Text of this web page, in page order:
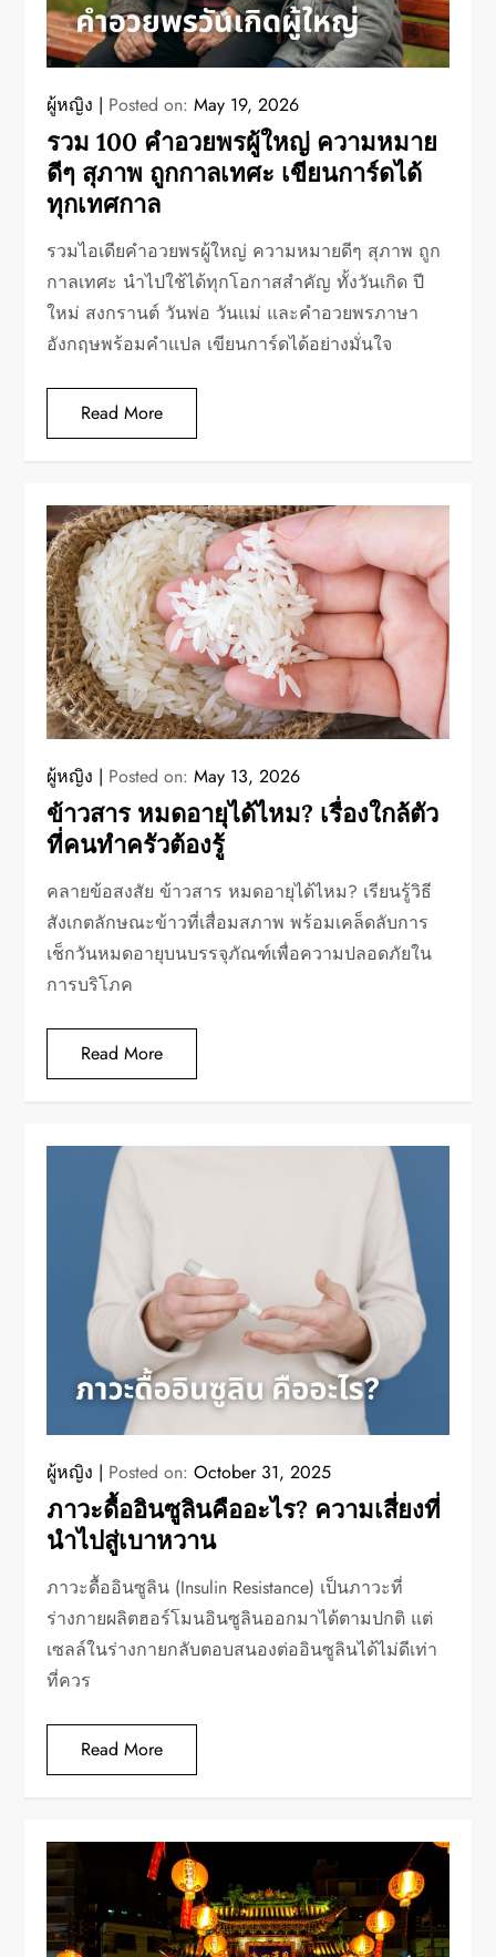
ผู้หญิง Posted on:May 19, 2026
รวม 100 คำอวยพรผู้ใหญ่ ความหมาย
ดีๆ สุภาพ ถูกกาลเทศะ เขียนการ์ดได้
ทุกเทศกาล
รวมไอเดียคำอวยพรผู้ใหญ่ ความหมายดีๆ สุภาพ ถูก
กาลเทศะ นำไปใช้ได้ทุกโอกาสสำคัญ ทั้งวันเกิด ปี
ใหม่ สงกรานต์ วันพ่อ วันแม่ และคำอวยพรภาษา
อังกฤษพร้อมคำแปล เขียนการ์ดได้อย่างมั่นใจ
Read More
ผู้หญิง Posted on:May 13, 2026
ข้าวสาร หมดอายุได้ไหม? เรื่องใกล้ตัว
ที่คนทำครัวต้องรู้
คลายข้อสงสัย ข้าวสาร หมดอายุได้ไหม? เรียนรู้วิธี
สังเกตลักษณะข้าวที่เสื่อมสภาพ พร้อมเคล็ดลับการ
เช็กวันหมดอายุบนบรรจุภัณฑ์เพื่อความปลอดภัยใน
การบริโภค
Read More
ผู้หญิง Posted on:October 31, 2025
ภาวะดื้ออินซูลินคืออะไร? ความเสี่ยงที่
นำไปสู่เบาหวาน
ภาวะดื้ออินซูลิน (Insulin Resistance) เป็นภาวะที่
ร่างกายผลิตฮอร์โมนอินซูลินออกมาได้ตามปกติ แต่
เซลล์ในร่างกายกลับตอบสนองต่ออินซูลินได้ไม่ดีเท่า
ที่ควร
Read More